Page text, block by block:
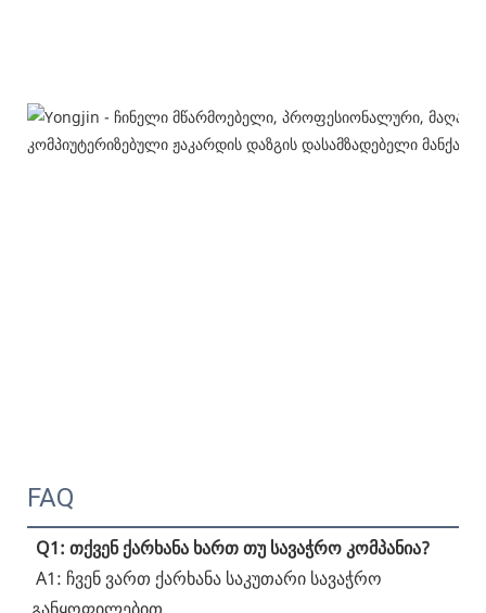
FAQ
Q1: თქვენ ქარხანა ხართ თუ სავაჭრო კომპანია?